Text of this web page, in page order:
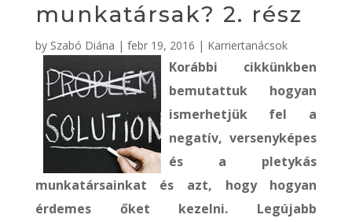
munkatársak? 2. rész
by Szabó Diána | febr 19, 2016 | Karriertanácsok
Korábbi cikkünkben
bemutattuk hogyan
ismerhetjük fel a
negatív, versenyképes
és a pletykás
munkatársainkat és azt, hogy hogyan
érdemes őket kezelni. Legújabb